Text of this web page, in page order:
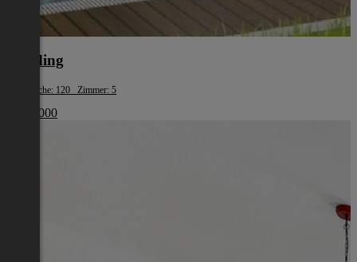
Eferding
Wohnfläche: 120 Zimmer: 5
€ 387 000